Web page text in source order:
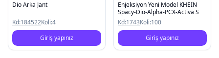
Dio Arka Jant
Kd:184522Koli:4
Giriş yapınız
Enjeksiyon Yeni Model KHEIN
Spacy-Dio-Alpha-PCX-Activa S
Kd:1743Koli:100
Giriş yapınız